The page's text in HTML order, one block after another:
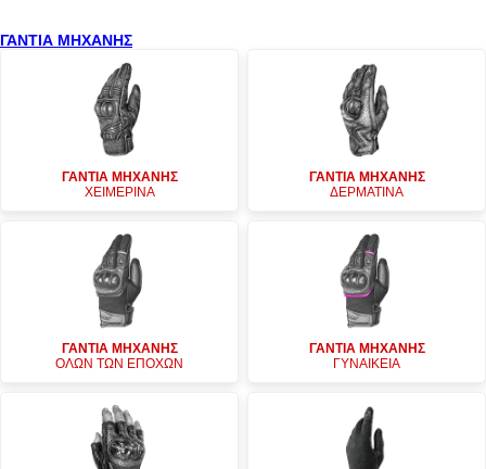
ΓΑΝΤΙΑ ΜΗΧΑΝΗΣ
ΓΑΝΤΙΑ ΜΗΧΑΝΗΣ
ΧΕΙΜΕΡΙΝΑ
ΓΑΝΤΙΑ ΜΗΧΑΝΗΣ
ΔΕΡΜΑΤΙΝΑ
ΓΑΝΤΙΑ ΜΗΧΑΝΗΣ
ΟΛΩΝ ΤΩΝ ΕΠΟΧΩΝ
ΓΑΝΤΙΑ ΜΗΧΑΝΗΣ
ΓΥΝΑΙΚΕΙΑ